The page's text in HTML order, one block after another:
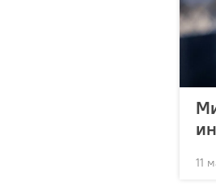
11